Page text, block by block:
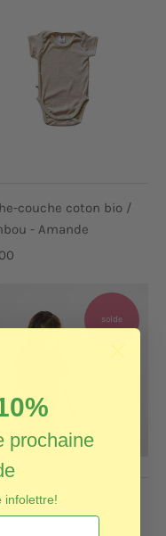
couche coton bio /
- Amande
solde
unisexe coton BIO -
prochaine
infolettre!